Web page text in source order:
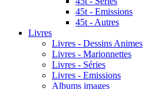
45t - Emissions
45t - Autres
Livres
Livres - Dessins Animes
Livres - Marionnettes
Livres - Séries
Livres - Emissions
Albums images